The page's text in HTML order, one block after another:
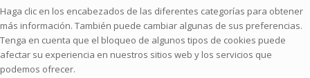
Haga clic en los encabezados de las diferentes categorías para obtener
más información. También puede cambiar algunas de sus preferencias.
Tenga en cuenta que el bloqueo de algunos tipos de cookies puede
afectar su experiencia en nuestros sitios web y los servicios que
podemos ofrecer.